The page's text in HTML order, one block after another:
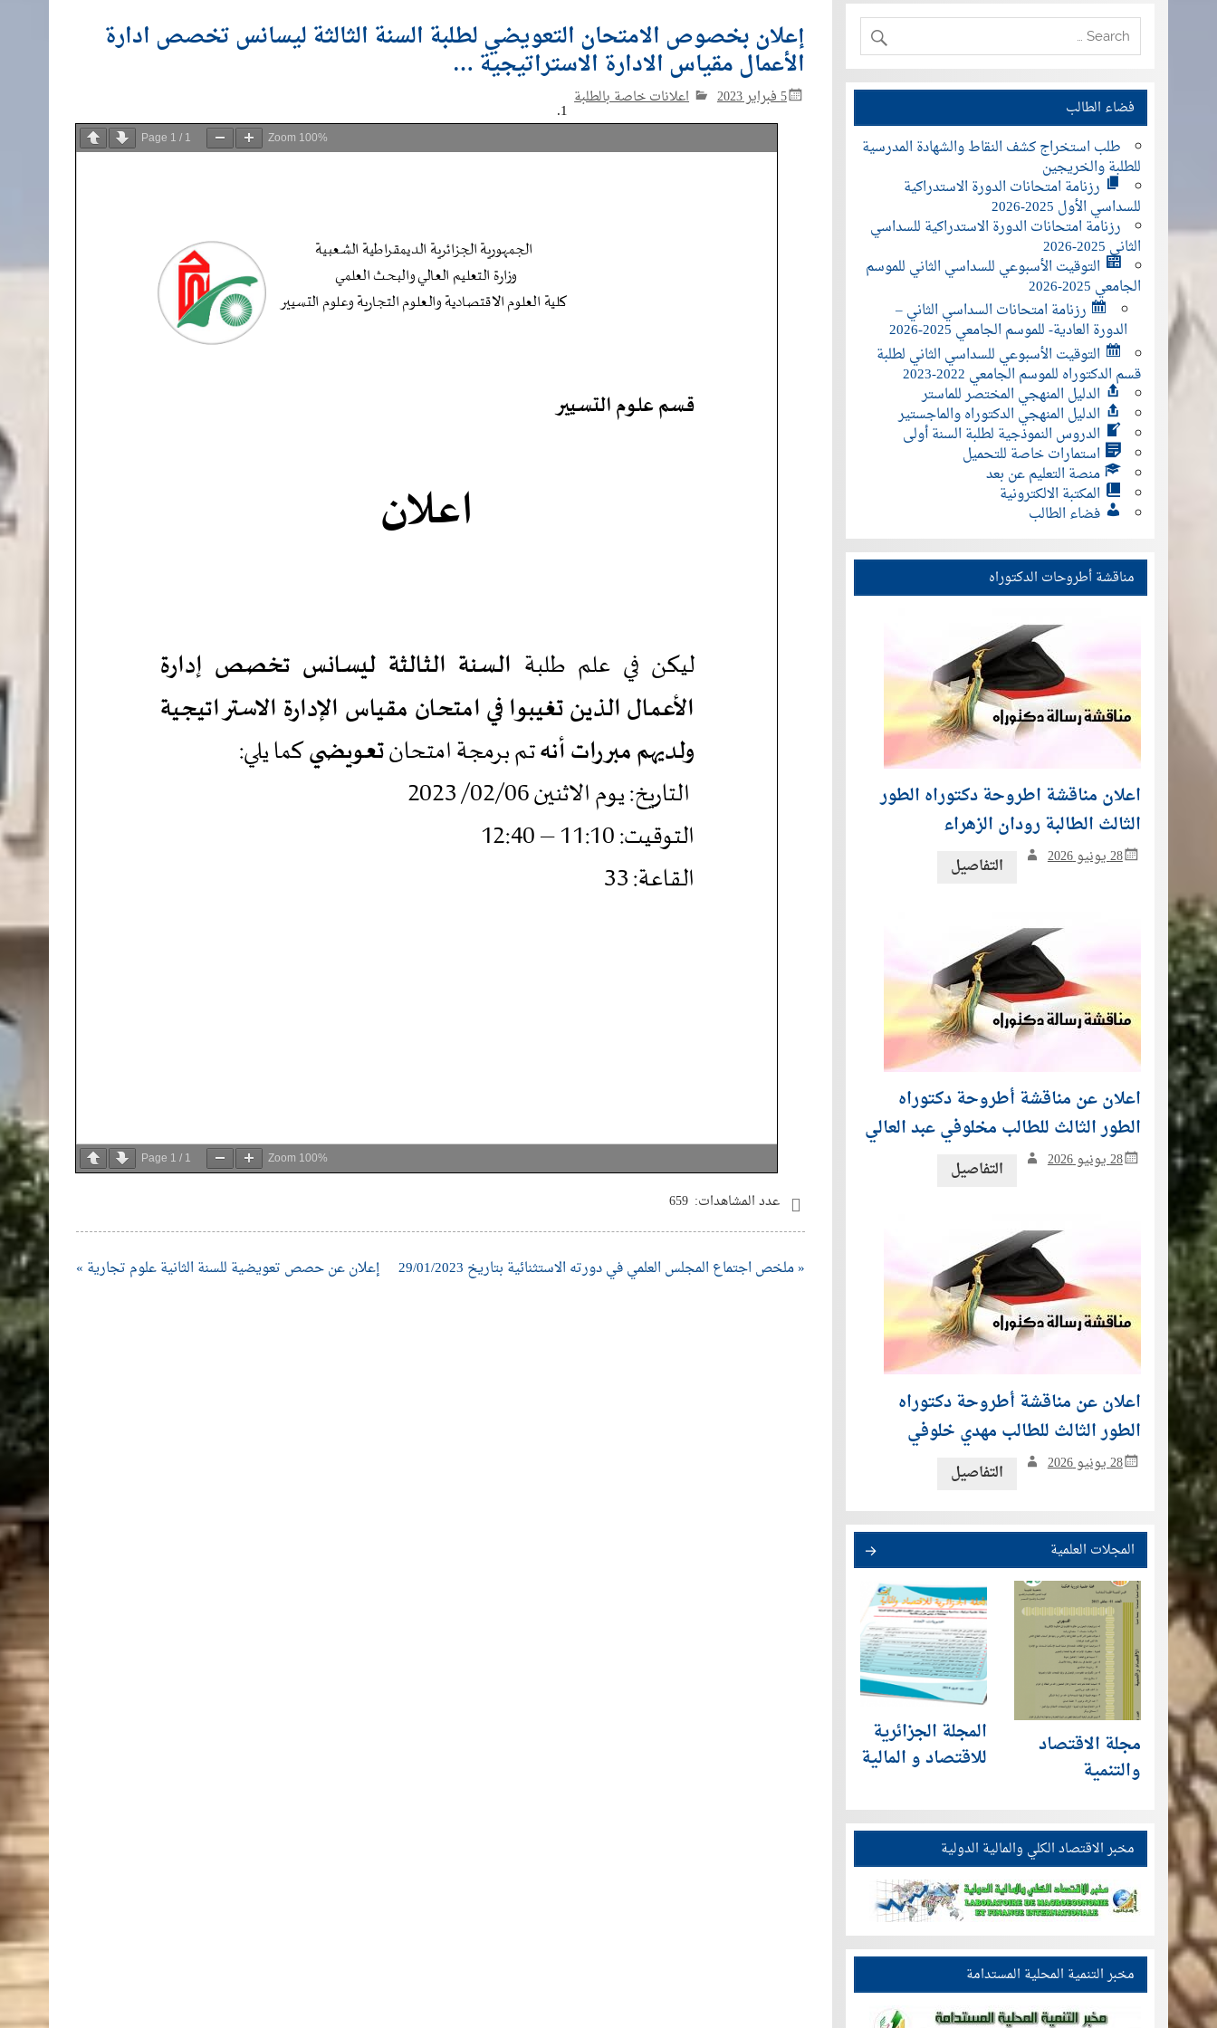
إعلان بخصوص الامتحان التعويضي لطلبة السنة الثالثة ليسانس تخصص ادارة
الأعمال مقياس الادارة الاستراتيجية …
5 فبراير 2023 اعلانات خاصة بالطلبة
Page 1 / 1 Zoom 100%
Page 1 / 1 Zoom 100%
عدد المشاهدات: 659
« ملخص اجتماع المجلس العلمي في دورته الاستثنائية بتاريخ 29/01/2023 إعلان عن حصص تعويضية للسنة الثانية علوم تجارية »
فضاء الطالب
طلب استخراج كشف النقاط والشهادة المدرسية
للطلبة والخريجين
رزنامة امتحانات الدورة الاستدراكية
للسداسي الأول 2025-2026
رزنامة امتحانات الدورة الاستدراكية للسداسي
الثاني 2025-2026
التوقيت الأسبوعي للسداسي الثاني للموسم
الجامعي 2025-2026
رزنامة امتحانات السداسي الثاني –
الدورة العادية- للموسم الجامعي 2025-2026
التوقيت الأسبوعي للسداسي الثاني لطلبة
قسم الدكتوراه للموسم الجامعي 2022-2023
الدليل المنهجي المختصر للماستر
الدليل المنهجي الدكتوراه والماجستير
الدروس النموذجية لطلبة السنة أولى
استمارات خاصة للتحميل
منصة التعليم عن بعد
المكتبة الالكترونية
فضاء الطالب
مناقشة أطروحات الدكتوراه
اعلان مناقشة اطروحة دكتوراه الطور
الثالث الطالبة رودان الزهراء
28 يونيو 2026 التفاصيل
اعلان عن مناقشة أطروحة دكتوراه
الطور الثالث للطالب مخلوفي عبد العالي
28 يونيو 2026 التفاصيل
اعلان عن مناقشة أطروحة دكتوراه
الطور الثالث للطالب مهدي خلوفي
28 يونيو 2026 التفاصيل
المجلات العلمية
مجلة الاقتصاد
والتنمية
المجلة الجزائرية
للاقتصاد و المالية
مخبر الاقتصاد الكلي والمالية الدولية
مخبر التنمية المحلية المستدامة